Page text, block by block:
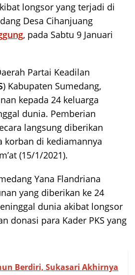
longsor yang terjadi di
Desa Cihanjuang
, pada Sabtu 9 Januari
Partai Keadilan
) Kabupaten Sumedang,
kepada 24 keluarga
dunia. Pemberian
langsung diberikan
korban di kediamannya
(15/1/2021).
Yana Flandriana
yang diberikan ke 24
dunia akibat longsor
donasi para Kader PKS yang
Berdiri, Sukasari Akhirnya